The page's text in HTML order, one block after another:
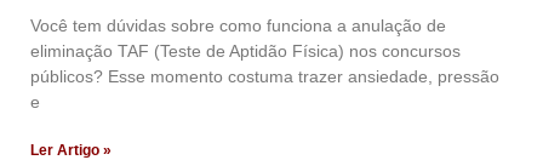
Você tem dúvidas sobre como funciona a anulação de
eliminação TAF (Teste de Aptidão Física) nos concursos
públicos? Esse momento costuma trazer ansiedade, pressão
e
Ler Artigo »